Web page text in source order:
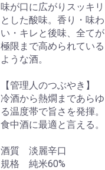
味が口に広がりスッキリ
とした酸味。香り・味わ
い・キレと後味、全てが
極限まで高められている
ような酒。
【管理人のつぶやき】
冷酒から熱燗まであらゆ
る温度帯で旨さを発揮。
食中酒に最適と言える。
酒質 淡麗辛口
規格 純米60%